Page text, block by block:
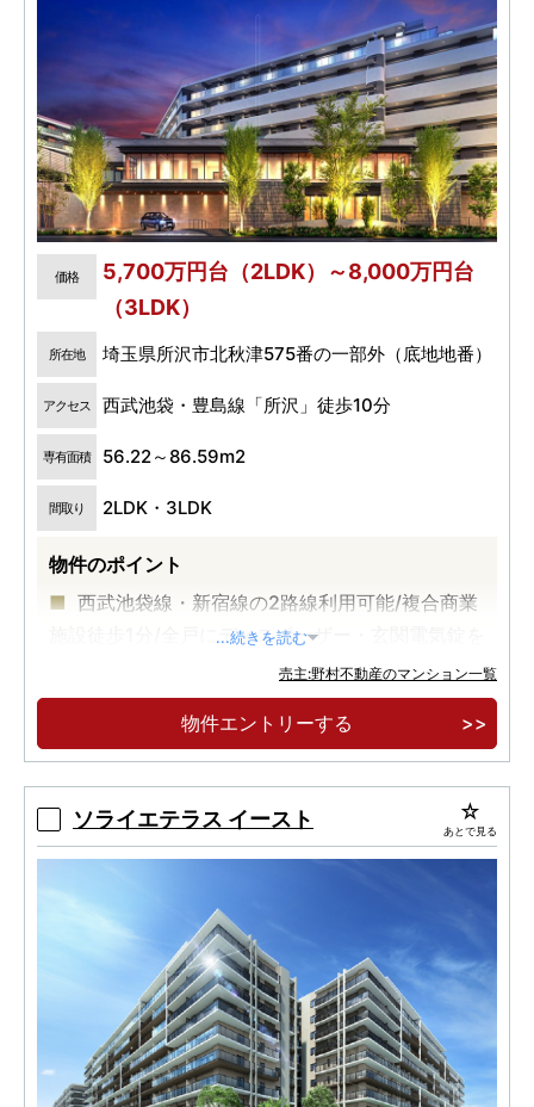
価格
5,700万円台（2LDK）～8,000万円台
（3LDK）
所在地 埼玉県所沢市北秋津575番の一部外（底地地番）
アクセス 西武池袋・豊島線「所沢」徒歩10分
専有面積 56.22～86.59m2
間取り 2LDK・3LDK
物件のポイント
西武池袋線・新宿線の2路線利用可能/複合商業
施設徒歩1分/全戸にディスポーザー・玄関電気錠を
「所沢」駅徒歩10分に、全303邸の大規模マン
...続きを読む
売主:野村不動産のマンション一覧
物件エントリーする
ソライエテラス イースト あとで見る